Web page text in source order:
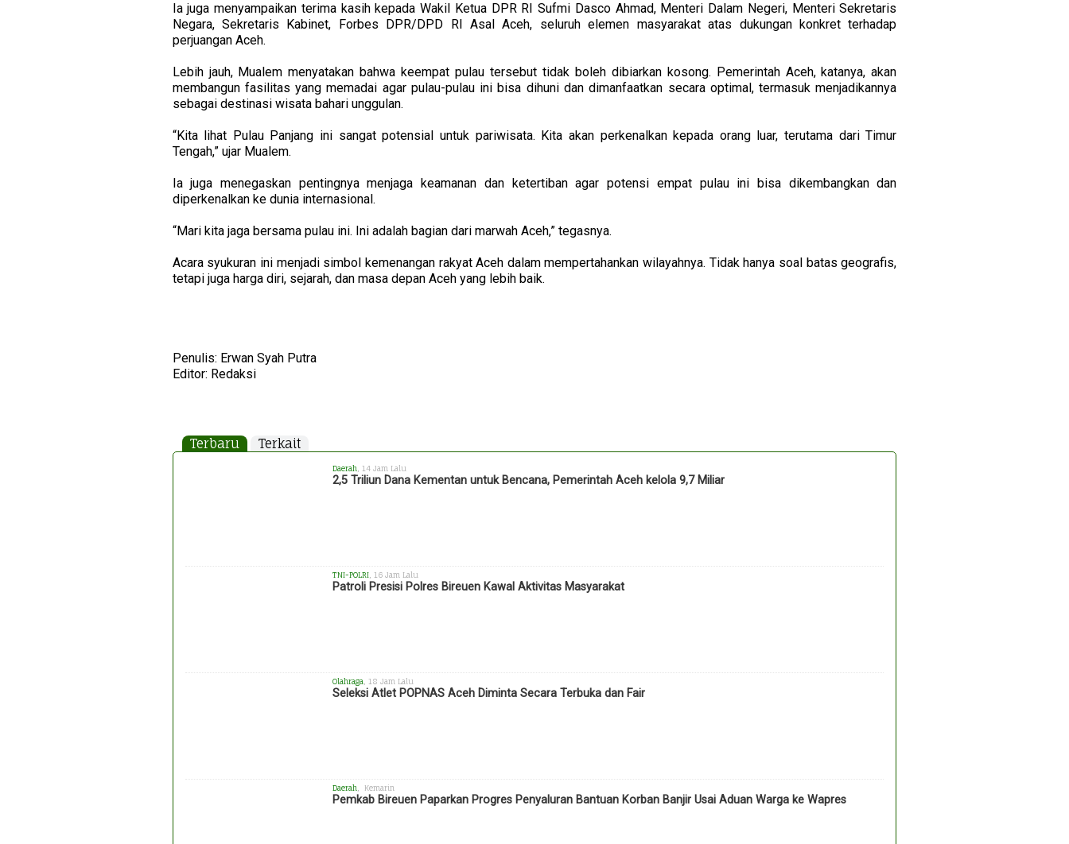
Ia juga menyampaikan terima kasih kepada Wakil Ketua DPR RI Sufmi Dasco Ahmad, Menteri Dalam Negeri, Menteri Sekretaris
Negara, Sekretaris Kabinet, Forbes DPR/DPD RI Asal Aceh, seluruh elemen masyarakat atas dukungan konkret terhadap
perjuangan Aceh.
Lebih jauh, Mualem menyatakan bahwa keempat pulau tersebut tidak boleh dibiarkan kosong. Pemerintah Aceh, katanya, akan
membangun fasilitas yang memadai agar pulau-pulau ini bisa dihuni dan dimanfaatkan secara optimal, termasuk menjadikannya
sebagai destinasi wisata bahari unggulan.
“Kita lihat Pulau Panjang ini sangat potensial untuk pariwisata. Kita akan perkenalkan kepada orang luar, terutama dari Timur
Tengah,” ujar Mualem.
Ia juga menegaskan pentingnya menjaga keamanan dan ketertiban agar potensi empat pulau ini bisa dikembangkan dan
diperkenalkan ke dunia internasional.
“Mari kita jaga bersama pulau ini. Ini adalah bagian dari marwah Aceh,” tegasnya.
Acara syukuran ini menjadi simbol kemenangan rakyat Aceh dalam mempertahankan wilayahnya. Tidak hanya soal batas geografis,
tetapi juga harga diri, sejarah, dan masa depan Aceh yang lebih baik.
Penulis: Erwan Syah Putra
Editor: Redaksi
Terbaru Terkait
Daerah , 14 Jam Lalu
2,5 Triliun Dana Kementan untuk Bencana, Pemerintah Aceh kelola 9,7 Miliar
TNI-POLRI , 16 Jam Lalu
Patroli Presisi Polres Bireuen Kawal Aktivitas Masyarakat
Olahraga , 18 Jam Lalu
Seleksi Atlet POPNAS Aceh Diminta Secara Terbuka dan Fair
Daerah , Kemarin
Pemkab Bireuen Paparkan Progres Penyaluran Bantuan Korban Banjir Usai Aduan Warga ke Wapres